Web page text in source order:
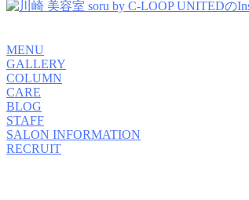
MENU
GALLERY
COLUMN
CARE
BLOG
STAFF
SALON INFORMATION
RECRUIT